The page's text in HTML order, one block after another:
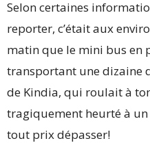
Selon certaines
reporter, c’était aux
matin que le mini bus en
transportant une dizaine
de Kindia, qui roulait à
tragiquement heurté à
tout prix dépasser!